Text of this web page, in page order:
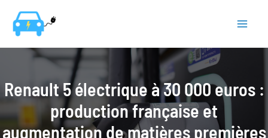
contenu
Renault 5 électrique à 30 000 euros :
production française et
augmentation de matières premières